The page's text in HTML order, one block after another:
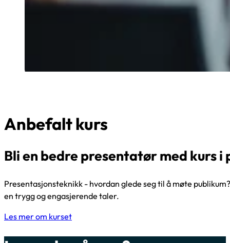
Anbefalt kurs
Bli en bedre presentatør med kurs
Presentasjonsteknikk - hvordan glede seg til å møte
en trygg og engasjerende taler.
Les mer om kurset